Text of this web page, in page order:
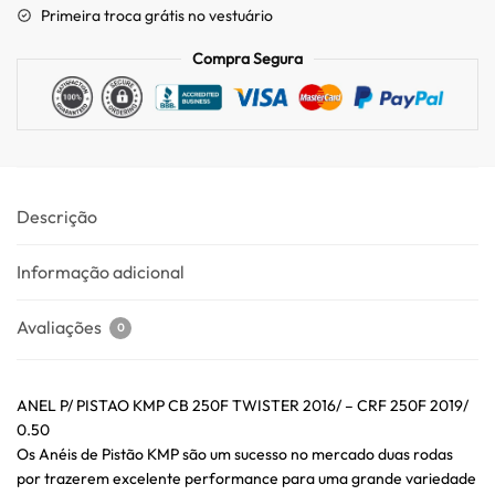
Primeira troca grátis no vestuário
Compra Segura
Descrição
Informação adicional
Avaliações 0
ANEL P/ PISTAO KMP CB 250F TWISTER 2016/ – CRF 250F 2019/
0.50
Os Anéis de Pistão KMP são um sucesso no mercado duas rodas
por trazerem excelente performance para uma grande variedade